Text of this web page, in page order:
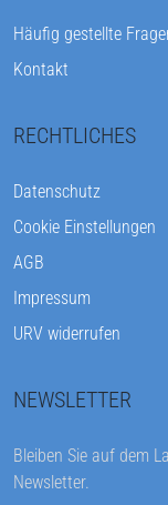
Häufig gestellte
Kontakt
RECHTLICHES
Datenschutz
Cookie Einstellungen
AGB
Impressum
URV widerrufen
NEWSLETTER
Bleiben Sie auf dem
Newsletter.